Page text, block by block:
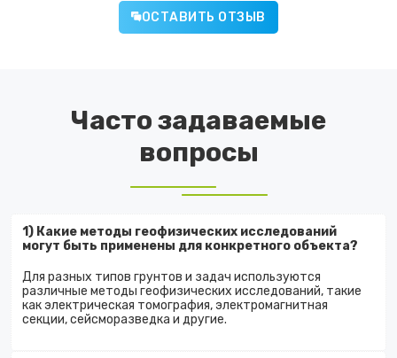
ОСТАВИТЬ ОТЗЫВ
Часто задаваемые
вопросы
1) Какие методы геофизических исследований
могут быть применены для конкретного объекта?
Для разных типов грунтов и задач используются
различные методы геофизических исследований, такие
как электрическая томография, электромагнитная
секции, сейсморазведка и другие.